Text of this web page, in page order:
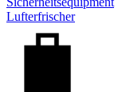
Lufterfrischer